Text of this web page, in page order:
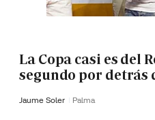
La Copa casi es del
segundo por detrás
Jaume Soler Palma